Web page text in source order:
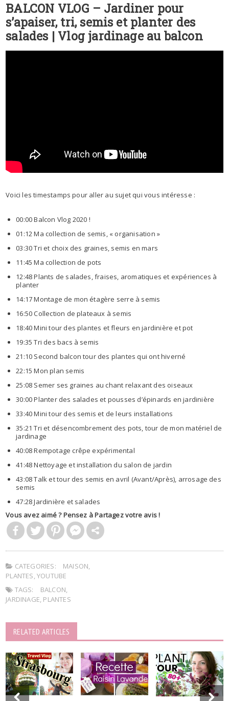
BALCON VLOG – Jardiner pour
s’apaiser, tri, semis et planter des
salades | Vlog jardinage au balcon
Voici les timestamps pour aller au sujet qui vous intéresse :
00:00 Balcon Vlog 2020 !
01:12 Ma collection de semis, « organisation »
03:30 Tri et choix des graines, semis en mars
11:45 Ma collection de pots
12:48 Plants de salades, fraises, aromatiques et expériences à
planter
14:17 Montage de mon étagère serre à semis
16:50 Collection de plateaux à semis
18:40 Mini tour des plantes et fleurs en jardinière et pot
19:35 Tri des bacs à semis
21:10 Second balcon tour des plantes qui ont hiverné
22:15 Mon plan semis
25:08 Semer ses graines au chant relaxant des oiseaux
30:00 Planter des salades et pousses d’épinards en jardinière
33:40 Mini tour des semis et de leurs installations
35:21 Tri et désencombrement des pots, tour de mon matériel de
jardinage
40:08 Rempotage crêpe expérimental
41:48 Nettoyage et installation du salon de jardin
43:08 Talk et tour des semis en avril (Avant/Après), arrosage des
semis
47:28 Jardinière et salades
Vous avez aimé ? Pensez à Partagez votre avis !
CATEGORIES: MAISON,
PLANTES,YOUTUBE
TAGS:
BALCON,
JARDINAGE, PLANTES
RELATED ARTICLES